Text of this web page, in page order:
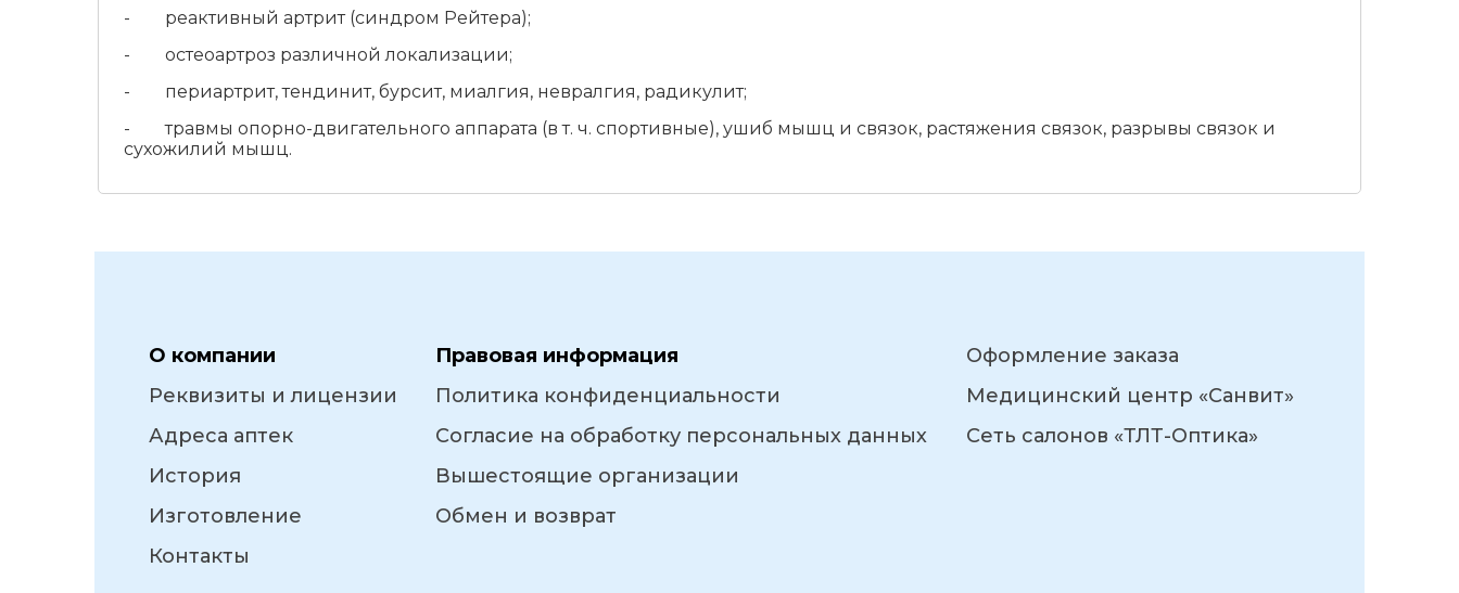
- реактивный артрит (синдром Рейтера);
- остеоартроз различной локализации;
- периартрит, тендинит, бурсит, миалгия, невралгия, радикулит;
- травмы опорно-двигательного аппарата (в т. ч. спортивные), ушиб мышц и связок, растяжения связок, разрывы связок и
сухожилий мышц.
О компании
Реквизиты и лицензии
Адреса аптек
История
Изготовление
Контакты
Правовая информация
Политика конфиденциальности
Согласие на обработку персональных данных
Вышестоящие организации
Обмен и возврат
Оформление заказа
Медицинский центр «Санвит»
Сеть салонов «ТЛТ-Оптика»